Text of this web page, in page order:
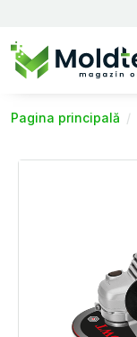
Pagina principală